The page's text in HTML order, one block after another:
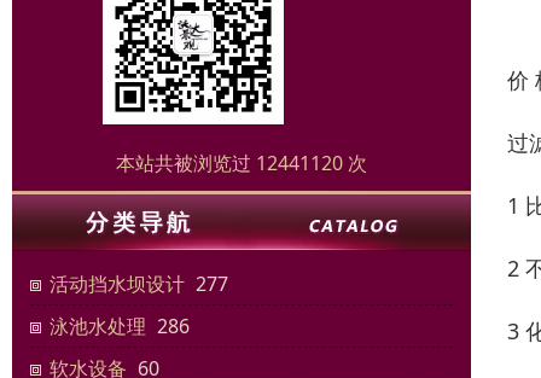
本站共被浏览过 12441120 次
活动挡水坝设计 277
泳池水处理 286
软水设备 60
价
过
1
2
3